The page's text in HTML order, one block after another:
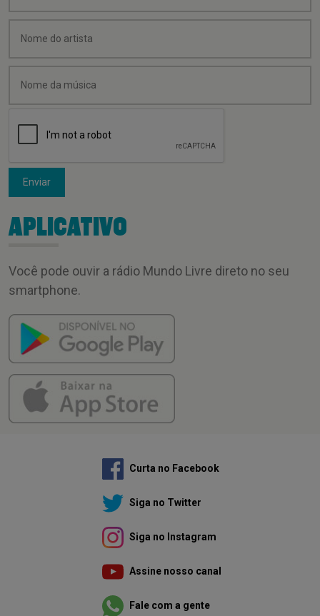
Enviar
APLICATIVO
Você pode ouvir a rádio Mundo Livre direto no seu
smartphone.
Curta no Facebook
Siga no Twitter
Siga no Instagram
Assine nosso canal
Fale com a gente